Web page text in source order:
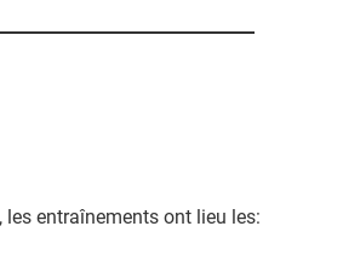
les entraînements ont lieu les: